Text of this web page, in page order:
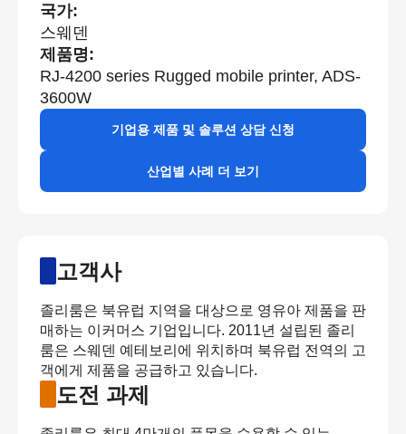
국가:
스웨덴
제품명:
RJ-4200 series Rugged mobile printer, ADS-
3600W
기업용 제품 및 솔루션 상담 신청
산업별 사례 더 보기
고객사
졸리룸은 북유럽 지역을 대상으로 영유아 제품을 판
매하는 이커머스 기업입니다. 2011년 설립된 졸리
룸은 스웨덴 예테보리에 위치하며 북유럽 전역의 고
객에게 제품을 공급하고 있습니다.
도전 과제